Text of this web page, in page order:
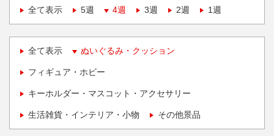
全て表示
5週 4週 3週 2週 1週
全て表示 ぬいぐるみ・クッション
フィギュア・ホビー
キーホルダー・マスコット・アクセサリー
生活雑貨・インテリア・小物 その他景品